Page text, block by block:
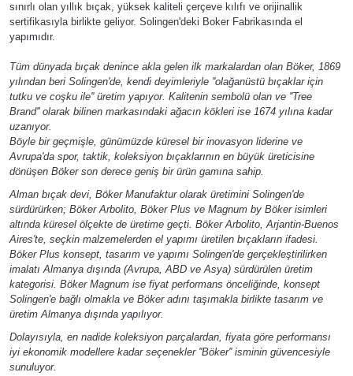
sınırlı olan yıllık bıçak, yüksek kaliteli çerçeve kılıfı ve orijinallik
sertifikasıyla birlikte geliyor. Solingen'deki Boker Fabrikasında el
yapımıdır.
Tüm dünyada bıçak denince akla gelen ilk markalardan olan Böker, 1869
yılından beri Solingen'de, kendi deyimleriyle ''olağanüstü bıçaklar için
tutku ve coşku ile'' üretim yapıyor. Kalitenin sembolü olan ve ''Tree
Brand'' olarak bilinen markasındaki ağacın kökleri ise 1674 yılına kadar
uzanıyor.
Böyle bir geçmişle, günümüzde küresel bir inovasyon liderine ve
Avrupa'da spor, taktik, koleksiyon bıçaklarının en büyük üreticisine
dönüşen Böker son derece geniş bir ürün gamına sahip.
Alman bıçak devi, Böker Manufaktur olarak üretimini Solingen'de
sürdürürken; Böker Arbolito, Böker Plus ve Magnum by Böker isimleri
altında küresel ölçekte de üretime geçti. Böker Arbolito, Arjantin-Buenos
Aires'te, seçkin malzemelerden el yapımı üretilen bıçakların ifadesi.
Böker Plus konsept, tasarım ve yapımı Solingen'de gerçekleştirilirken
imalatı Almanya dışında (Avrupa, ABD ve Asya) sürdürülen üretim
kategorisi. Böker Magnum ise fiyat performans önceliğinde, konsept
Solingen'e bağlı olmakla ve Böker adını taşımakla birlikte tasarım ve
üretim Almanya dışında yapılıyor.
Dolayısıyla, en nadide koleksiyon parçalardan, fiyata göre performansı
iyi ekonomik modellere kadar seçenekler ''Böker'' isminin güvencesiyle
sunuluyor.